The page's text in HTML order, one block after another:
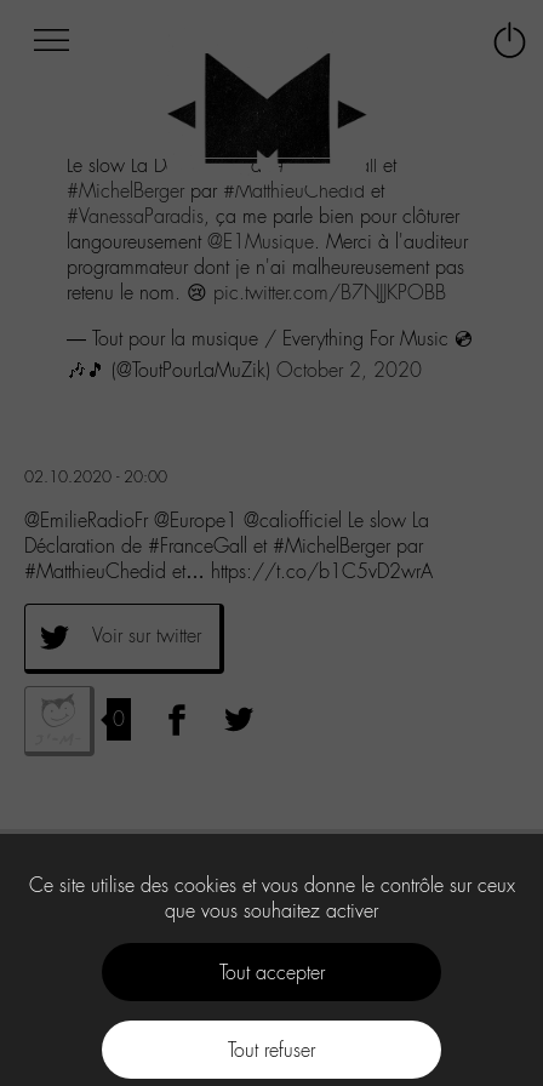
menu
Aller
contenu
Aller
recherche
Le slow La Déclaration de #FranceGall et
#MichelBerger par #MatthieuChedid et
#VanessaParadis, ça me parle bien pour clôturer
langoureusement @E1Musique. Merci à l'auditeur
programmateur dont je n'ai malheureusement pas
retenu le nom. 😢 pic.twitter.com/B7NJJKPOBB
— Tout pour la musique / Everything For Music 💿
🎶🎵 (@ToutPourLaMuZik) October 2, 2020
02.10.2020 - 20:00
@EmilieRadioFr @Europe1 @caliofficiel Le slow La
Déclaration de #FranceGall et #MichelBerger par
#MatthieuChedid et… https://t.co/b1C5vD2wrA
Voir sur twitter
0
Ce site utilise des cookies et vous donne le contrôle sur ceux
que vous souhaitez activer
Tout accepter
Tout refuser